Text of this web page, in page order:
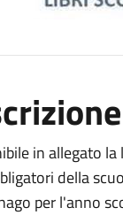
in allegato
della
per l'anno